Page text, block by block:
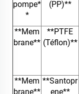
pompe*
*
(PP)**
**Mem
brane**
**PTFE
(Téflon)**
**Mem
brane**
**Santopr
ene**